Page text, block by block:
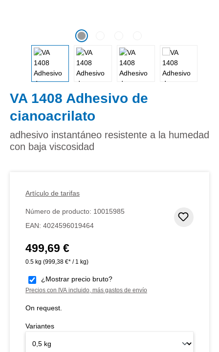
VA 1408 Adhesivo de
cianoacrilato
adhesivo instantáneo resistente a la humedad
con baja viscosidad
Artículo de tarifas
Número de producto: 10015985
EAN: 4024596019464
Precio normal:
499,69 €
0.5 kg (999,38 €* / 1 kg)
¿Mostrar precio bruto?
Precios con IVA incluido, más gastos de envío
On request.
Variantes